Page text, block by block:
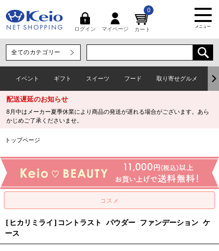
ログイン マイページ カート
0
メニュー
イベント ギフト スイーツ フード 取り寄せグルメ
配送遅延のお知らせ
8月中はメーカー夏季休業により商品の発送が遅れる場合がございます。あら
かじめご了承くださいませ。
トップページ
[ヒカリミライ]コントラスト パウダー ファンデーション ケ
ース